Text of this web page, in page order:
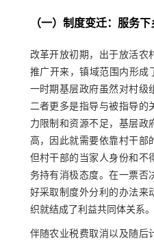
（一）制度变迁：服务
改革开放初期，出于放活农
推广开来，镇域范围内形成
一时期基层政府虽然对村级
二者更多是指导与被指导的
力限制和资源不足，基层政
高，因此就需要依靠村干部
但村干部的当家人身份和不
务持有消极态度。在一票否
好采取制度外分利的办法来
织就结成了利益共同体关系。
伴随农业税费取消以及随后